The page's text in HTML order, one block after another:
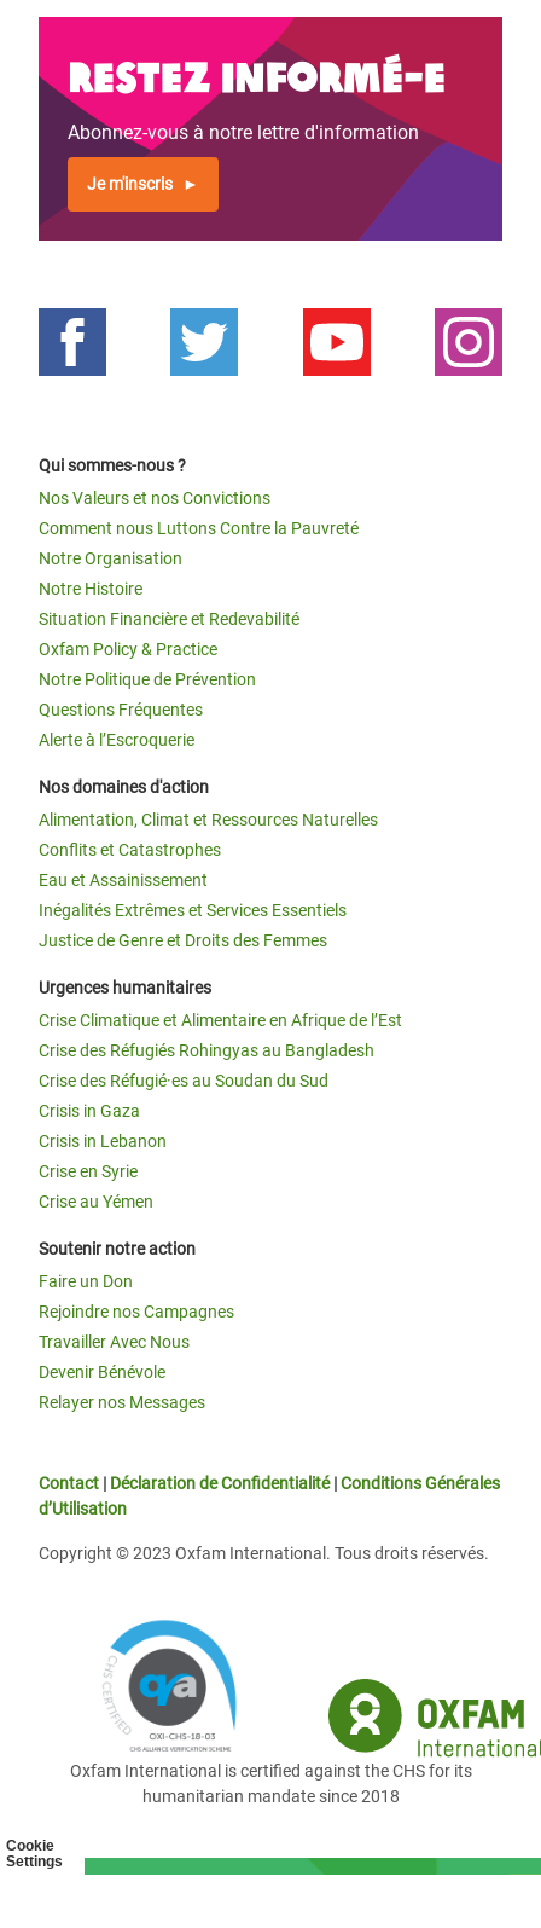
Cookie
Settings
Restez informé-e
Abonnez-vous à notre lettre d'information
Je m'inscris
Qui sommes-nous ?
Nos Valeurs et nos Convictions
Comment nous Luttons Contre la Pauvreté
Notre Organisation
Notre Histoire
Situation Financière et Redevabilité
Oxfam Policy & Practice
Notre Politique de Prévention
Questions Fréquentes
Alerte à l’Escroquerie
Nos domaines d'action
Alimentation, Climat et Ressources Naturelles
Conflits et Catastrophes
Eau et Assainissement
Inégalités Extrêmes et Services Essentiels
Justice de Genre et Droits des Femmes
Urgences humanitaires
Crise Climatique et Alimentaire en Afrique de l’Est
Crise des Réfugiés Rohingyas au Bangladesh
Crise des Réfugié·es au Soudan du Sud
Crisis in Gaza
Crisis in Lebanon
Crise en Syrie
Crise au Yémen
Soutenir notre action
Faire un Don
Rejoindre nos Campagnes
Travailler Avec Nous
Devenir Bénévole
Relayer nos Messages
Contact | Déclaration de Confidentialité|Conditions Générales
d’Utilisation
Copyright © 2023 Oxfam International. Tous droits réservés.
Oxfam International is certified against the CHS for its
humanitarian mandate since 2018